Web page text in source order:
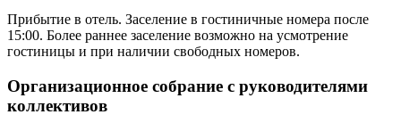
Прибытие в отель. Заселение в гостиничные номера после
15:00. Более раннее заселение возможно на усмотрение
гостиницы и при наличии свободных номеров.
Организационное собрание с руководителями
коллективов